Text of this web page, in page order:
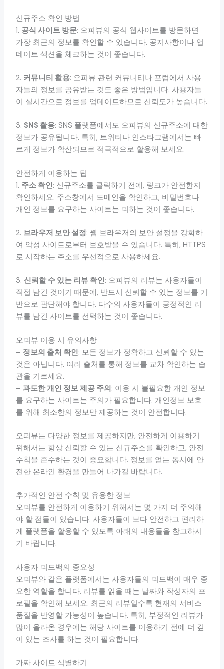
신규주소 확인 방법
1. 공식 사이트 방문: 오피뷰의 공식 웹사이트를 방문하면
가장 최근의 정보를 확인할 수 있습니다. 공지사항이나 업
데이트 섹션을 체크하는 것이 좋습니다.
2. 커뮤니티 활용: 오피뷰 관련 커뮤니티나 포럼에서 사용
자들의 정보를 공유받는 것도 좋은 방법입니다. 사용자들
이 실시간으로 정보를 업데이트하므로 신뢰도가 높습니다.
3. SNS 활용: SNS 플랫폼에서도 오피뷰의 신규주소에 대한
정보가 공유됩니다. 특히, 트위터나 인스타그램에서는 빠
르게 정보가 확산되므로 적극적으로 활용해 보세요.
안전하게 이용하는 팁
1. 주소 확인: 신규주소를 클릭하기 전에, 링크가 안전한지
확인하세요. 주소창에서 도메인을 확인하고, 비밀번호나
개인 정보를 요구하는 사이트는 피하는 것이 좋습니다.
2. 브라우저 보안 설정: 웹 브라우저의 보안 설정을 강화하
여 악성 사이트로부터 보호받을 수 있습니다. 특히, HTTPS
로 시작하는 주소를 우선적으로 사용하세요.
3. 신뢰할 수 있는 리뷰 확인: 오피뷰의 리뷰는 사용자들이
직접 남긴 것이기 때문에, 반드시 신뢰할 수 있는 정보를 기
반으로 판단해야 합니다. 다수의 사용자들이 긍정적인 리
뷰를 남긴 사이트를 선택하는 것이 좋습니다.
오피뷰 이용 시 유의사항
– 정보의 출처 확인: 모든 정보가 정확하고 신뢰할 수 있는
것은 아닙니다. 여러 출처를 통해 정보를 교차 확인하는 습
관을 기르세요.
– 과도한 개인 정보 제공 주의 : 이용 시 불필요한 개인 정보
를 요구하는 사이트는 주의가 필요합니다. 개인정보 보호
를 위해 최소한의 정보만 제공하는 것이 안전합니다.
오피뷰는 다양한 정보를 제공하지만, 안전하게 이용하기
위해서는 항상 신뢰할 수 있는 신규주소를 확인하고, 안전
수칙을 준수하는 것이 중요합니다. 정보를 얻는 동시에 안
전한 온라인 환경을 만들어 나가길 바랍니다.
추가적인 안전 수칙 및 유용한 정보
오피뷰를 안전하게 이용하기 위해서는 몇 가지 더 주의해
야 할 점들이 있습니다. 사용자들이 보다 안전하고 편리하
게 플랫폼을 활용할 수 있도록 아래의 내용들을 참고하시
기 바랍니다.
사용자 피드백의 중요성
오피뷰와 같은 플랫폼에서는 사용자들의 피드백이 매우 중
요한 역할을 합니다. 리뷰를 읽을 때는 날짜와 작성자의 프
로필을 확인해 보세요. 최근의 리뷰일수록 현재의 서비스
품질을 반영할 가능성이 높습니다. 특히, 부정적인 리뷰가
많이 올라온 경우에는 해당 사이트를 이용하기 전에 더 깊
이 있는 조사를 하는 것이 필요합니다.
가짜 사이트 식별하기